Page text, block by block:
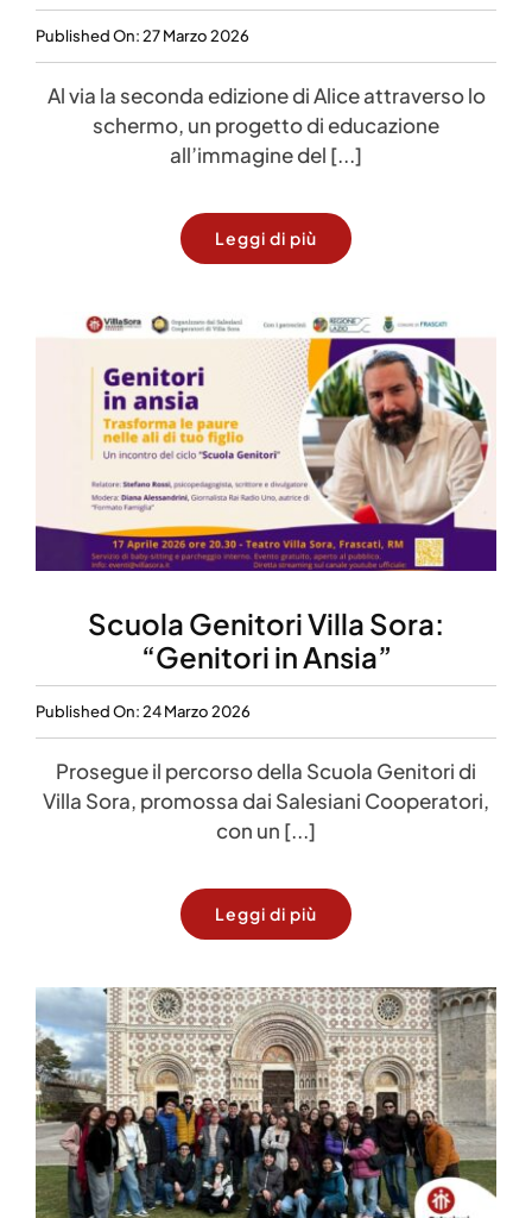
Published On: 27 Marzo 2026
Al via la seconda edizione di Alice attraverso lo
schermo, un progetto di educazione
all’immagine del [...]
Leggi di più
Scuola Genitori Villa Sora:
“Genitori in Ansia”
Published On: 24 Marzo 2026
Prosegue il percorso della Scuola Genitori di
Villa Sora, promossa dai Salesiani Cooperatori,
con un [...]
Leggi di più